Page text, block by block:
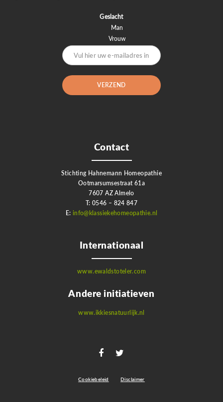
Contact
Stichting Hahnemann Homeopathie
Ootmarsumsestraat 61a
7607 AZ Almelo
T: 0546 – 824 847
E: info@klassiekehomeopathie.nl
Internationaal
www.ewaldstoteler.com
Andere initiatieven
www.ikkiesnatuurlijk.nl
Cookiebeleid Disclaimer
Geslacht
Man
Vrouw